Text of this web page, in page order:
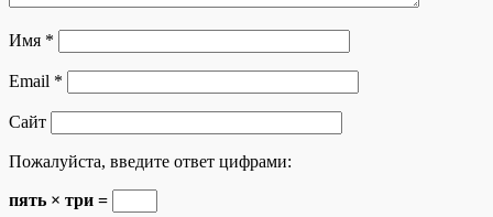
Имя *
Email *
Сайт
Пожалуйста, введите ответ цифрами:
пять × три =